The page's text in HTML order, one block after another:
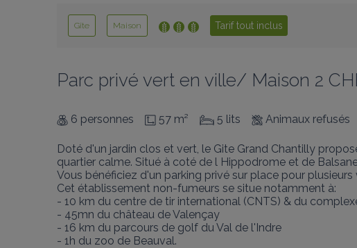
Gîte Maison Tarif tout inclus
Parc privé vert en ville/ Maison 2
6 personnes 57 m² 5 lits Animaux refusés
Doté d'un jardin clos et vert, le Gite Grand Chantilly
quartier calme. Situé à coté de l Hippodrome et de
Vous bénéficiez d'un parking privé sur place pour
Cet établissement non-fumeurs se situe notamment à:
- 10 km du centre de tir international (CNTS) & du
- 45mn du château de Valençay
- 16 km du parcours de golf du Val de l'Indre
- 1h du zoo de Beauval.